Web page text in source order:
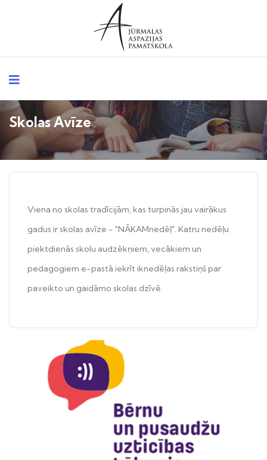
Skolas Avīze
Viena no skolas tradīcijām, kas turpinās jau vairākus
gadus ir skolas avīze - "NĀKAMnedēļ". Katru nedēļu
piektdienās skolu audzēkņiem, vecākiem un
pedagogiem e-pastā iekrīt iknedēļas rakstiņš par
paveikto un gaidāmo skolas dzīvē.